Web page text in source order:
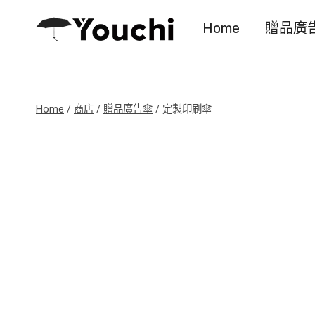
Home 贈品廣
Home / 商店 / 贈品廣告傘 / 定製印刷傘